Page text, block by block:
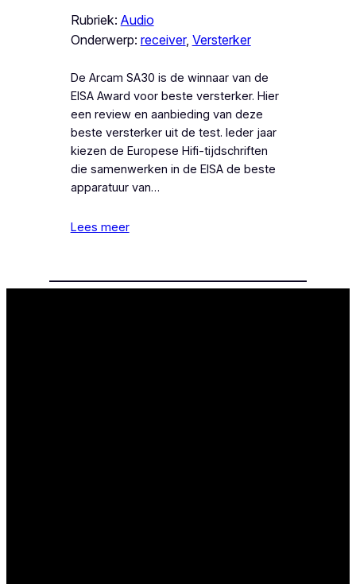
Rubriek: Audio
Onderwerp: receiver, Versterker
De Arcam SA30 is de winnaar van de
EISA Award voor beste versterker. Hier
een review en aanbieding van deze
beste versterker uit de test. Ieder jaar
kiezen de Europese Hifi-tijdschriften
die samenwerken in de EISA de beste
apparatuur van…
Lees meer